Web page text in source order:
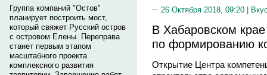
Группа компаний "Остов"
планирует построить мост,
который свяжет Русский остров
с островом Елены. Переправа
станет первым этапом
масштабного проекта
комплексного развития
26 Октября 2018, 09:20 |
В Хабаровском
по формированию
Открытие Центра